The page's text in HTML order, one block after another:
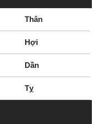
Thân
Hợi
Dần
Tỵ